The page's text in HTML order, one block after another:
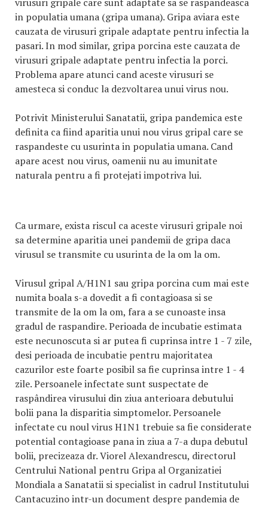
in populatia umana (gripa umana). Gripa aviara este
cauzata de virusuri gripale adaptate pentru infectia la
pasari. In mod similar, gripa porcina este cauzata de
virusuri gripale adaptate pentru infectia la porci.
Problema apare atunci cand aceste virusuri se
amesteca si conduc la dezvoltarea unui virus nou.
Potrivit Ministerului Sanatatii, gripa pandemica este
definita ca fiind aparitia unui nou virus gripal care se
raspandeste cu usurinta in populatia umana. Cand
apare acest nou virus, oamenii nu au imunitate
naturala pentru a fi protejati impotriva lui.
Ca urmare, exista riscul ca aceste virusuri gripale noi
sa determine aparitia unei pandemii de gripa daca
virusul se transmite cu usurinta de la om la om.
Virusul gripal A/H1N1 sau gripa porcina cum mai este
numita boala s-a dovedit a fi contagioasa si se
transmite de la om la om, fara a se cunoaste insa
gradul de raspandire. Perioada de incubatie estimata
este necunoscuta si ar putea fi cuprinsa intre 1 - 7 zile,
desi perioada de incubatie pentru majoritatea
cazurilor este foarte posibil sa fie cuprinsa intre 1 - 4
zile. Persoanele infectate sunt suspectate de
raspândirea virusului din ziua anterioara debutului
bolii pana la disparitia simptomelor. Persoanele
infectate cu noul virus H1N1 trebuie sa fie considerate
potential contagioase pana in ziua a 7-a dupa debutul
bolii, precizeaza dr. Viorel Alexandrescu, directorul
Centrului National pentru Gripa al Organizatiei
Mondiala a Sanatatii si specialist in cadrul Institutului
Cantacuzino intr-un document despre pandemia de